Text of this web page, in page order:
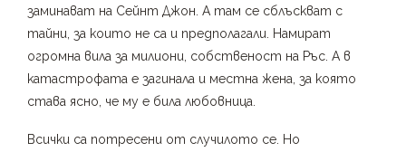
заминават на Сейнт Джон. А там се сблъскват с
тайни, за които не са и предполагали. Намират
огромна вила за милиони, собственост на Ръс. А в
катастрофата е загинала и местна жена, за която
става ясно, че му е била любовница.
Всички са потресени от случилото се. Но